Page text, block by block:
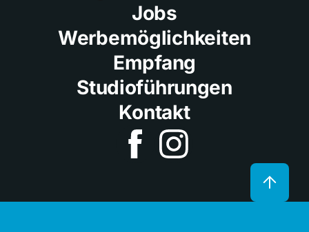
Jobs
Werbemöglichkeiten
Empfang
Studioführungen
Kontakt